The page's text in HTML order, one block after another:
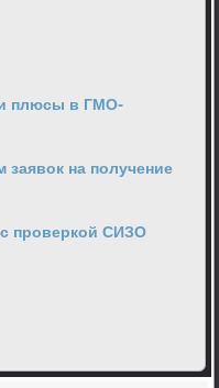
плюсы в ГМО-
на получение
проверкой СИЗО